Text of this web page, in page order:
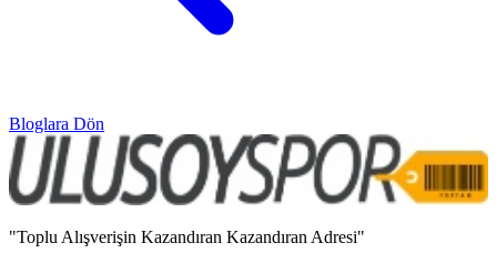
Bloglara Dön
"Toplu Alışverişin Kazandıran Kazandıran Adresi"